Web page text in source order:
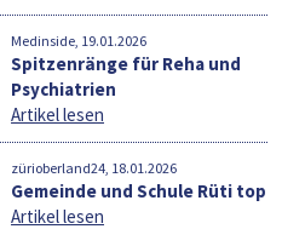
Medinside, 19.01.2026
Spitzenränge für Reha und
Psychiatrien
Artikel lesen
zürioberland24, 18.01.2026
Gemeinde und Schule Rüti top
Artikel lesen